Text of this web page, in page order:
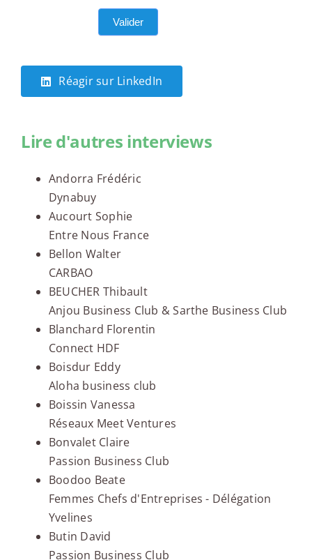
Valider
Réagir sur LinkedIn
Lire d'autres interviews
Andorra Frédéric
Dynabuy
Aucourt Sophie
Entre Nous France
Bellon Walter
CARBAO
BEUCHER Thibault
Anjou Business Club & Sarthe Business Club
Blanchard Florentin
Connect HDF
Boisdur Eddy
Aloha business club
Boissin Vanessa
Réseaux Meet Ventures
Bonvalet Claire
Passion Business Club
Boodoo Beate
Femmes Chefs d'Entreprises - Délégation
Yvelines
Butin David
Passion Business Club